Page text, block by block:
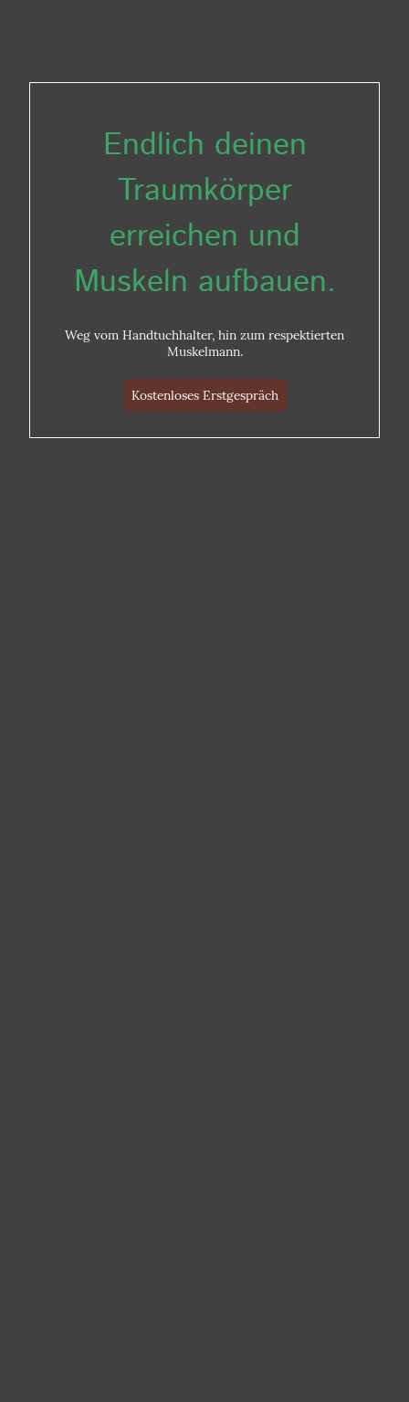
Endlich deinen
Traumkörper
erreichen und
Muskeln aufbauen.
Weg vom Handtuchhalter, hin zum respektierten
Muskelmann.
Kostenloses Erstgespräch